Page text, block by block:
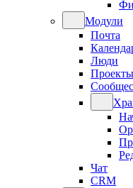
Модули
Почта
Люди
Проекты
Чат
CRM